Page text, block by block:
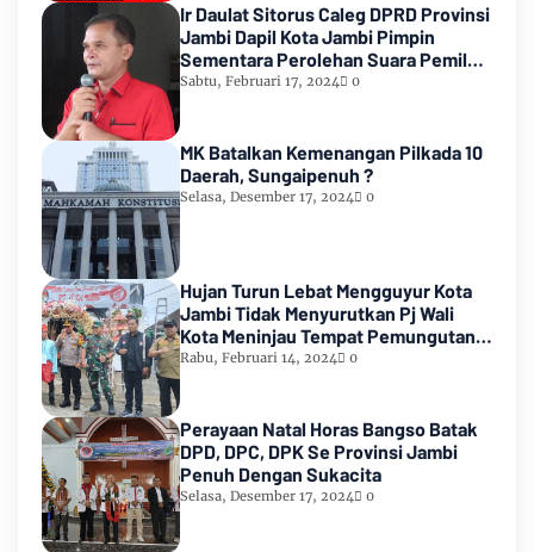
Ir Daulat Sitorus Caleg DPRD Provinsi
Jambi Dapil Kota Jambi Pimpin
Sementara Perolehan Suara Pemilu
2024
Sabtu, Februari 17, 2024 0
MK Batalkan Kemenangan Pilkada 10
Daerah, Sungaipenuh ?
Selasa, Desember 17, 2024 0
Hujan Turun Lebat Mengguyur Kota
Jambi Tidak Menyurutkan Pj Wali
Kota Meninjau Tempat Pemungutan
Suara Pemilu 2024
Rabu, Februari 14, 2024 0
Perayaan Natal Horas Bangso Batak
DPD, DPC, DPK Se Provinsi Jambi
Penuh Dengan Sukacita
Selasa, Desember 17, 2024 0